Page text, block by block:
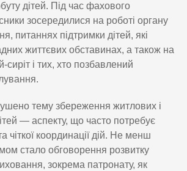
дітей. Під час фахового
зосередилися на роботі органу
питаннях підтримки дітей, які
життєвих обставинах, а також на
сиріт і тих, хто позбавлений
тему збереження житлових і
— аспекту, що часто потребує
чіткої координації дій. Не менш
стало обговорення розвитку
зокрема патронату, як